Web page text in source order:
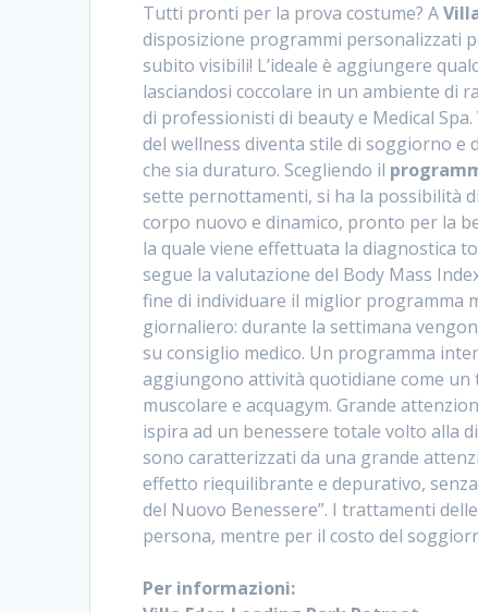
Tutti pronti per la prova costume? A
disposizione programmi personalizzati
subito visibili! L’ideale è aggiungere
lasciandosi coccolare in un ambiente di
di professionisti di beauty e Medical
del wellness diventa stile di soggiorno e
che sia duraturo. Scegliendo il
sette pernottamenti, si ha la possibilità
corpo nuovo e dinamico, pronto per la
la quale viene effettuata la diagnostica
segue la valutazione del Body Mass
fine di individuare il miglior programma
giornaliero: durante la settimana
su consiglio medico. Un programma
aggiungono attività quotidiane come
muscolare e acquagym. Grande
ispira ad un benessere totale volto alla
sono caratterizzati da una grande
effetto riequilibrante e depurativo,
del Nuovo Benessere”. I trattamenti
persona, mentre per il costo del
Per informazioni: